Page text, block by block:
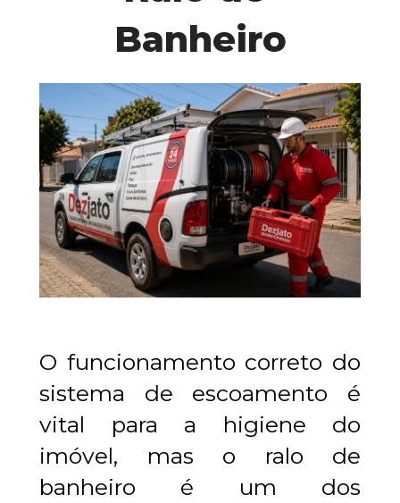
Banheiro
O funcionamento correto do
sistema de escoamento é
vital para a higiene do
imóvel, mas o ralo de
banheiro é um dos